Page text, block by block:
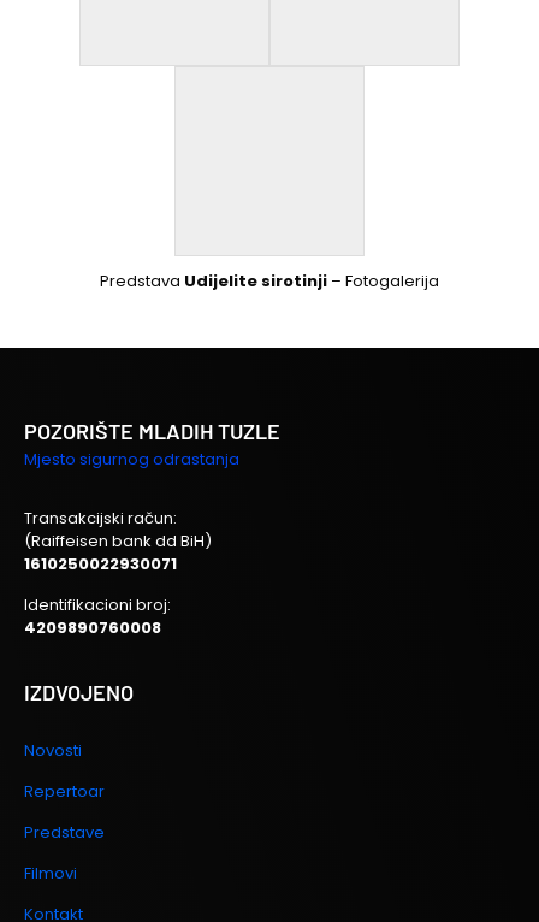
Predstava Udijelite sirotinji – Fotogalerija
POZORIŠTE MLADIH TUZLE
Mjesto sigurnog odrastanja
Transakcijski račun:
(Raiffeisen bank dd BiH)
1610250022930071
Identifikacioni broj:
4209890760008
IZDVOJENO
Novosti
Repertoar
Predstave
Filmovi
Kontakt